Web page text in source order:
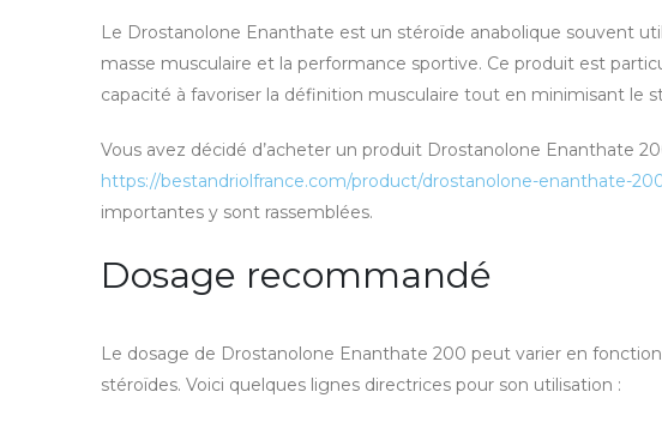
Le Drostanolone Enanthate est un stéroïde anabolique souvent
masse musculaire et la performance sportive. Ce produit est
capacité à favoriser la définition musculaire tout en minimisant le
Vous avez décidé d’acheter un produit Drostanolone Enanthate
https://bestandriolfrance.com/product/drostanolone-enanthate-
importantes y sont rassemblées.
Dosage recommandé
Le dosage de Drostanolone Enanthate 200 peut varier en
stéroïdes. Voici quelques lignes directrices pour son utilisation :